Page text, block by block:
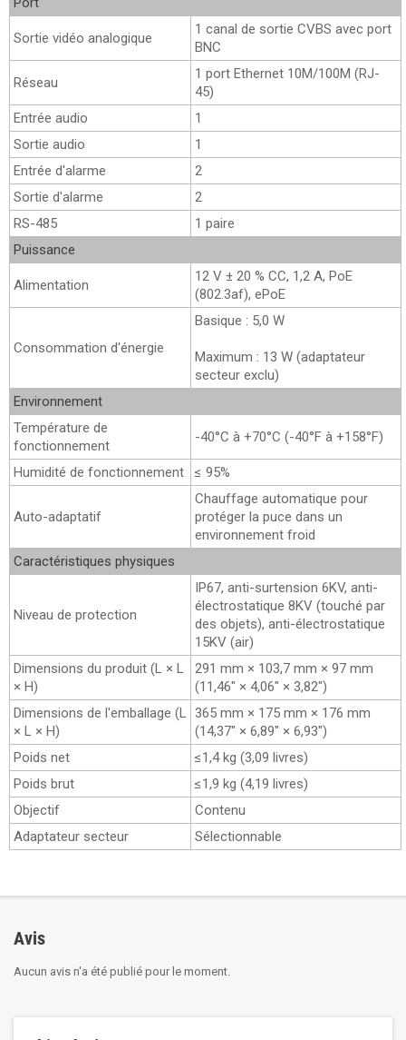
Sortie vidéo analogique
1 canal de sortie CVBS avec port
BNC
Réseau
1 port Ethernet 10M/100M (RJ-
45)
Entrée audio
1
Sortie audio
1
Entrée d'alarme
2
Sortie d'alarme
2
RS-485
1 paire
Puissance
Alimentation
12 V ± 20 % CC, 1,2 A, PoE
(802.3af), ePoE
Consommation d'énergie
Basique : 5,0 W
Maximum : 13 W (adaptateur
secteur exclu)
Environnement
Température de
fonctionnement
-40°C à +70°C (-40°F à +158°F)
Humidité de fonctionnement ≤ 95%
Auto-adaptatif
Chauffage automatique pour
protéger la puce dans un
environnement froid
Caractéristiques physiques
Niveau de protection
IP67, anti-surtension 6KV, anti-
électrostatique 8KV (touché par
des objets), anti-électrostatique
15KV (air)
Dimensions du produit (L × L
× H)
291 mm × 103,7 mm × 97 mm
(11,46" × 4,06" × 3,82")
Dimensions de l'emballage (L
× L × H)
365 mm × 175 mm × 176 mm
(14,37" × 6,89" × 6,93")
Poids net
≤1,4 kg (3,09 livres)
Poids brut
≤1,9 kg (4,19 livres)
Objectif
Contenu
Adaptateur secteur
Sélectionnable
Avis
Aucun avis n'a été publié pour le moment.